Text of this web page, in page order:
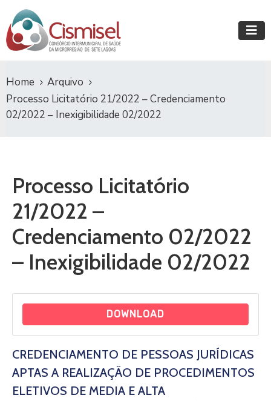
Home
Arquivo
Processo Licitatório 21/2022 – Credenciamento
02/2022 – Inexigibilidade 02/2022
Processo Licitatório
21/2022 –
Credenciamento 02/2022
– Inexigibilidade 02/2022
DOWNLOAD
CREDENCIAMENTO DE PESSOAS JURÍDICAS
APTAS A REALIZAÇÃO DE PROCEDIMENTOS
ELETIVOS DE MEDIA E ALTA